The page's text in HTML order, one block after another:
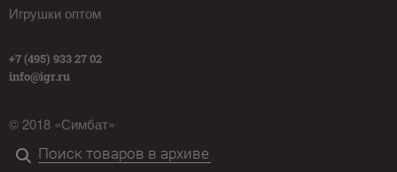
Игрушки оптом
+7 (495) 933 27 02
info@igr.ru
© 2018 «Симбат»